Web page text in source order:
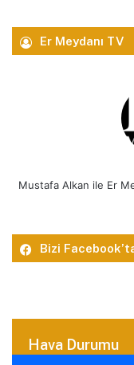
Er Meydanı TV
Mustafa Alkan ile Er
Bizi
Hava Durumu